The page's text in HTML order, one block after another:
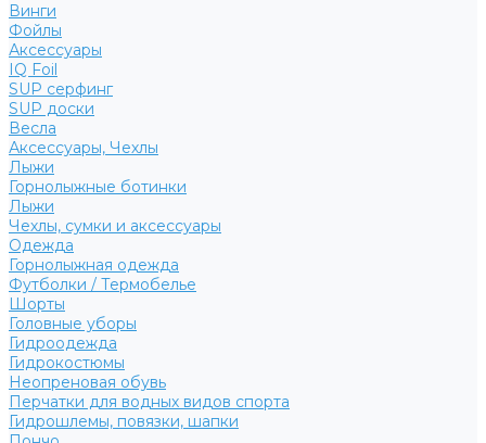
Винги
Фойлы
Аксессуары
IQ Foil
SUP серфинг
SUP доски
Весла
Аксессуары, Чехлы
Лыжи
Горнолыжные ботинки
Лыжи
Чехлы, сумки и аксессуары
Одежда
Горнолыжная одежда
Футболки / Термобелье
Шорты
Головные уборы
Гидроодежда
Гидрокостюмы
Неопреновая обувь
Перчатки для водных видов спорта
Гидрошлемы, повязки, шапки